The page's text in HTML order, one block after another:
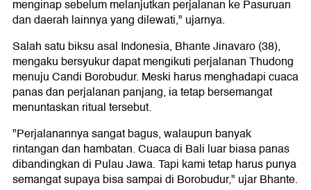
menginap sebelum melanjutkan perjalanan ke Pasuruan
dan daerah lainnya yang dilewati," ujarnya.
Salah satu biksu asal Indonesia, Bhante Jinavaro (38),
mengaku bersyukur dapat mengikuti perjalanan Thudong
menuju Candi Borobudur. Meski harus menghadapi cuaca
panas dan perjalanan panjang, ia tetap bersemangat
menuntaskan ritual tersebut.
"Perjalanannya sangat bagus, walaupun banyak
rintangan dan hambatan. Cuaca di Bali luar biasa panas
dibandingkan di Pulau Jawa. Tapi kami tetap harus punya
semangat supaya bisa sampai di Borobudur," ujar Bhante.